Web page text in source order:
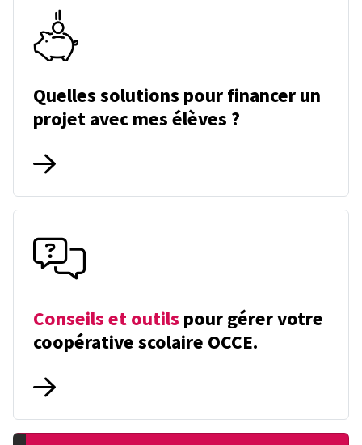
Quelles solutions pour financer un
projet avec mes élèves ?
Conseils et outils pour gérer votre
coopérative scolaire OCCE.